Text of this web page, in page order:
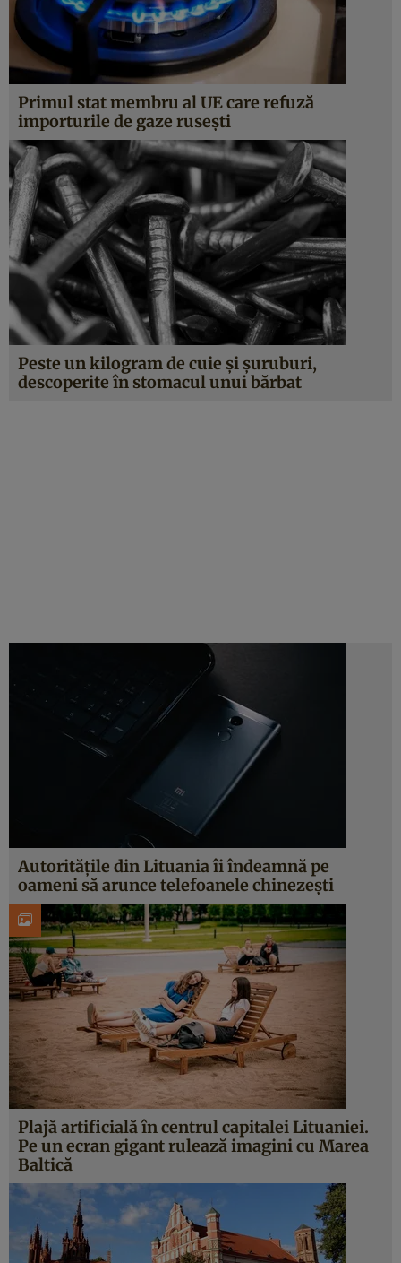
Primul stat membru al UE care refuză
importurile de gaze rusești
Peste un kilogram de cuie şi şuruburi,
descoperite în stomacul unui bărbat
Autoritățile din Lituania îi îndeamnă pe
oameni să arunce telefoanele chinezești
Plajă artificială în centrul capitalei Lituaniei.
Pe un ecran gigant rulează imagini cu Marea
Baltică